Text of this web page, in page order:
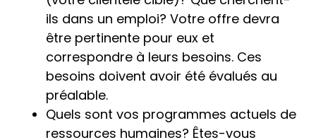
ils dans un emploi? Votre offre devra
être pertinente pour eux et
correspondre à leurs besoins. Ces
besoins doivent avoir été évalués au
préalable.
Quels sont vos programmes actuels de
ressources humaines? Êtes-vous